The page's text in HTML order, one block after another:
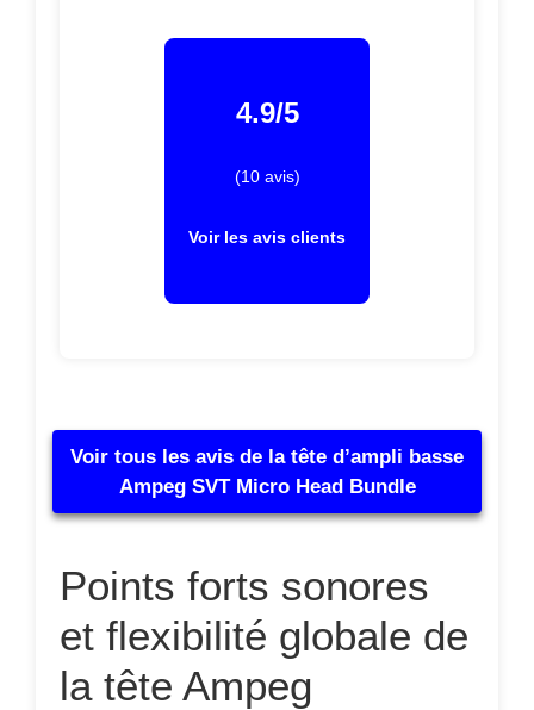
4.9/5
(10 avis)
Voir les avis clients
Voir tous les avis de la tête d’ampli basse
Ampeg SVT Micro Head Bundle
Points forts sonores
et flexibilité globale de
la tête Ampeg